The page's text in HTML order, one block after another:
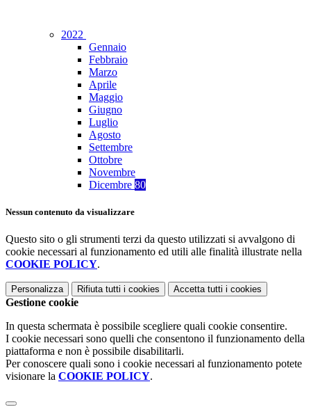
2022
Gennaio
Febbraio
Marzo
Aprile
Maggio
Giugno
Luglio
Agosto
Settembre
Ottobre
Novembre
Dicembre 80
Nessun contenuto da visualizzare
Questo sito o gli strumenti terzi da questo utilizzati si avvalgono di
cookie necessari al funzionamento ed utili alle finalità illustrate nella
COOKIE POLICY.
Personalizza Rifiuta tutti i cookies Accetta tutti i cookies
Gestione cookie
In questa schermata è possibile scegliere quali cookie consentire.
I cookie necessari sono quelli che consentono il funzionamento della
piattaforma e non è possibile disabilitarli.
Per conoscere quali sono i cookie necessari al funzionamento potete
visionare la COOKIE POLICY.